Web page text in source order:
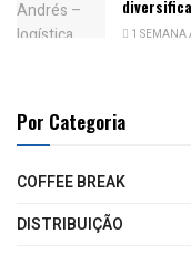
1 SEMANA
Por Categoria
COFFEE BREAK
DISTRIBUIÇÃO